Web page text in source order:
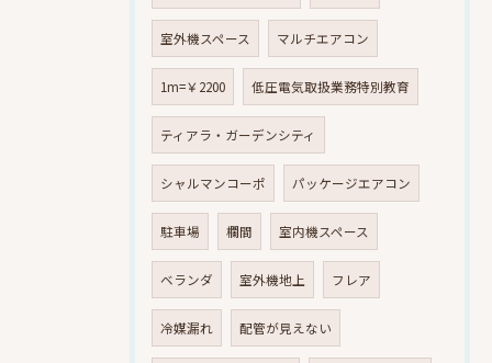
室外機スペース マルチエアコン
1m=￥2200 低圧電気取扱業務特別教育
ティアラ・ガーデンシティ
シャルマンコーポ パッケージエアコン
駐車場 欄間 室内機スペース
ベランダ 室外機地上 フレア
冷媒漏れ 配管が見えない